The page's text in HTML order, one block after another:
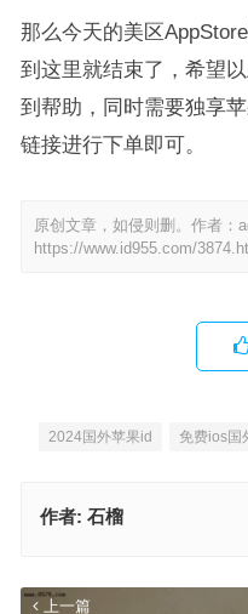
那么今天的美区
到这里就结束了，希望
到帮助，同时需要独享
链接进行下单即可。
原创文章，如侵则删。作者：
https://www.id955.com/
2024国外苹果id 免费ios国
作者: 石榴
上一篇